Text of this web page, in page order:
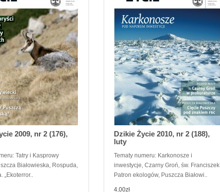
2009, nr 2 (176),
Tatry i Kasprowy
Białowieska, Rospuda,
„Ekoterror..
Dzikie Życie 2010, nr 2 (188),
luty
Tematy numeru: Karkonosze i
inwestycje, Czarny Groń, św. Franciszek
Patron ekologów, Puszcza Białowi..
4,00zł